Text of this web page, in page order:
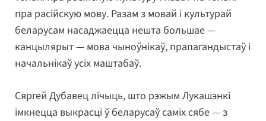
пра расійскую мову. Разам з мовай і культурай
беларусам насаджаецца нешта большае —
канцылярыт — мова чыноўнікаў, прапагандыстаў і
начальнікаў усіх маштабаў.
Сяргей Дубавец лічыць, што рэжым Лукашэнкі
імкнецца выкрасці ў беларусаў саміх сябе — з